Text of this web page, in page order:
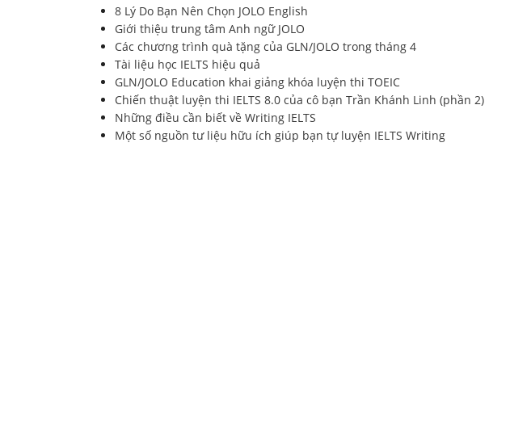
8 Lý Do Bạn Nên Chọn JOLO English
Giới thiệu trung tâm Anh ngữ JOLO
Các chương trình quà tặng của GLN/JOLO trong tháng 4
Tài liệu học IELTS hiệu quả
GLN/JOLO Education khai giảng khóa luyện thi TOEIC
Chiến thuật luyện thi IELTS 8.0 của cô bạn Trần Khánh Linh (phần 2)
Những điều cần biết về Writing IELTS
Một số nguồn tư liệu hữu ích giúp bạn tự luyện IELTS Writing